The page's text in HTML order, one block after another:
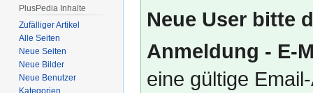
Neue User bitte
Anmeldung - E-
eine gültige
PlusPedia Inhalte
Zufälliger Artikel
Alle Seiten
Neue Seiten
Neue Bilder
Neue Benutzer
Kategorien